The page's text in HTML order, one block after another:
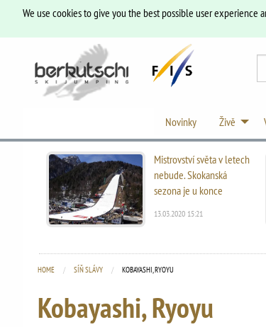
We use cookies to give you the best possible user experience
Novinky Živě
Mistrovství světa v letech
nebude. Skokanská
sezona je u konce
13.03.2020 15:21
HOME SÍŇ SLÁVY CURRENT:
KOBAYASHI, RYOYU
Kobayashi, Ryoyu